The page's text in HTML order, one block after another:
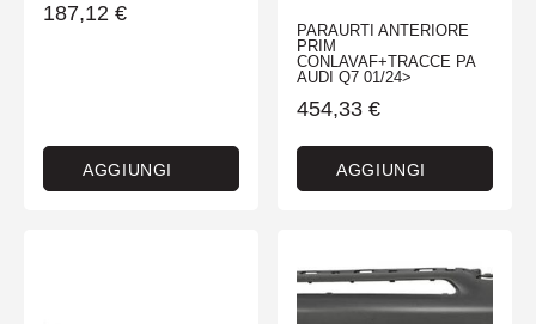
187,12 €
AGGIUNGI
PARAURTI ANTERIORE
PRIM
CONLAVAF+TRACCE PA
AUDI Q7 01/24>
454,33 €
AGGIUNGI